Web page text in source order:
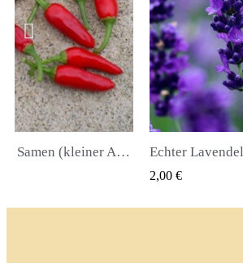
VIEW Pinguita de Mono Chili Samen (kleiner Affenpenis)
2,00 €